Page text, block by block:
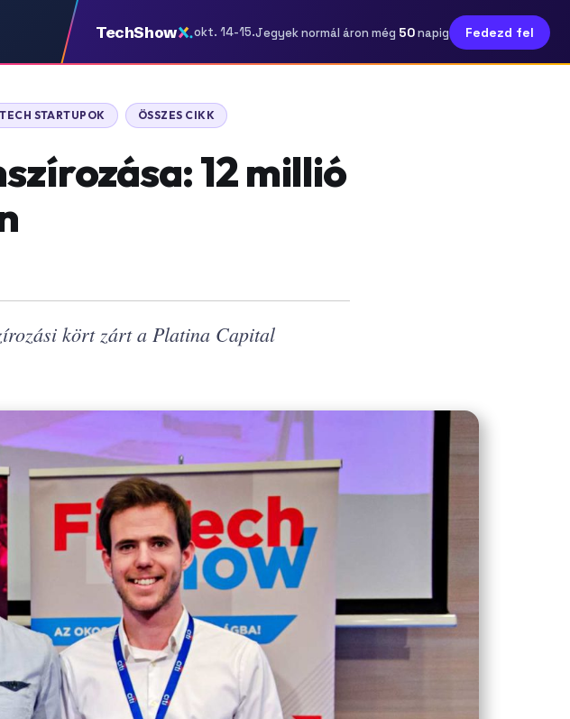
TechShow okt. 14-15.Jegyek normál áron még 50napig Fedezd fel
STARTUPOK ÖSSZES CIKK
12 millió
kört zárt a Platina Capital